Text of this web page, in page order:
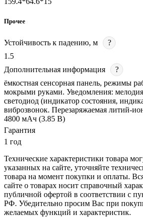
Прочее
Устойчивость к падению, м
?
1.5
Дополнительная информация
?
ёмкостная сенсорная панель, режимы
мокрыми руками. Уведомления:
светодиод (индикатор состояния,
виброзвонок. Перезаряжаемая литий-
4800 мАч (3.85 В)
Гарантия
1 год
Технические характеристики товара
указанных на сайте, уточняйте
товара на момент покупки и оплаты.
сайте о товарах носит справочный
публичной офертой в соответствии с
РФ. Убедительно просим Вас при
желаемых функций и характеристик.